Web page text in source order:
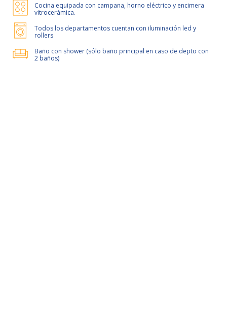
Cocina equipada con campana, horno eléctrico y encimera
vitrocerámica.
Todos los departamentos cuentan con iluminación led y
rollers
Baño con shower (sólo baño principal en caso de depto con
2 baños)